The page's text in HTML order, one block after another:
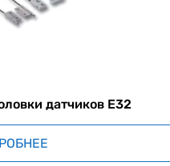
датчиков E32